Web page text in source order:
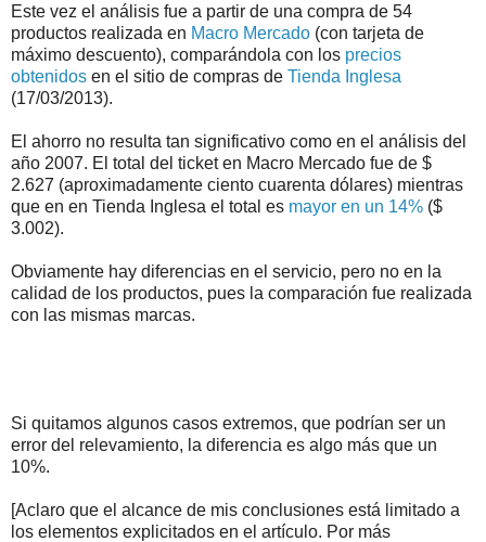
Este vez el análisis fue a partir de una compra de 54
productos realizada en Macro Mercado (con tarjeta de
máximo descuento), comparándola con los precios
obtenidos en el sitio de compras de Tienda Inglesa
(17/03/2013).
El ahorro no resulta tan significativo como en el análisis del
año 2007. El total del ticket en Macro Mercado fue de $
2.627 (aproximadamente ciento cuarenta dólares) mientras
que en en Tienda Inglesa el total es mayor en un 14% ($
3.002).
Obviamente hay diferencias en el servicio, pero no en la
calidad de los productos, pues la comparación fue realizada
con las mismas marcas.
Si quitamos algunos casos extremos, que podrían ser un
error del relevamiento, la diferencia es algo más que un
10%.
[Aclaro que el alcance de mis conclusiones está limitado a
los elementos explicitados en el artículo. Por más